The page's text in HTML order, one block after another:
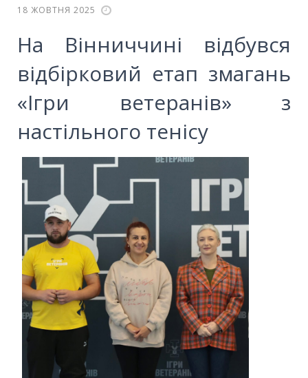
18 ЖОВТНЯ 2025
На Вінниччині відбувся
відбірковий етап змагань
«Ігри ветеранів» з
настільного тенісу